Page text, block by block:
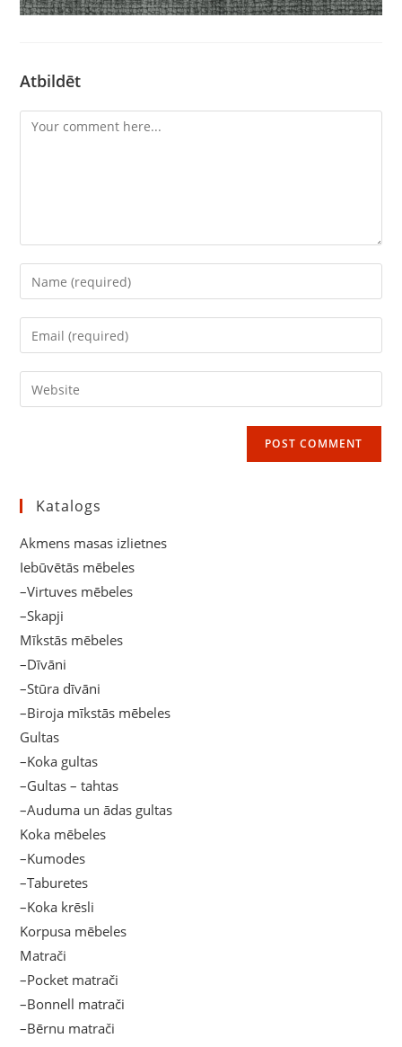
Atbildēt
Comment
Enter
your
name
comment
Enter
your
email
address
Enter
your
Katalogs
Akmens masas izlietnes
Iebūvētās mēbeles
–Virtuves mēbeles
–Skapji
Mīkstās mēbeles
–Dīvāni
–Stūra dīvāni
–Biroja mīkstās mēbeles
Gultas
–Koka gultas
–Gultas – tahtas
–Auduma un ādas gultas
Koka mēbeles
–Kumodes
–Taburetes
–Koka krēsli
Korpusa mēbeles
Matrači
–Pocket matrači
–Bonnell matrači
–Bērnu matrači